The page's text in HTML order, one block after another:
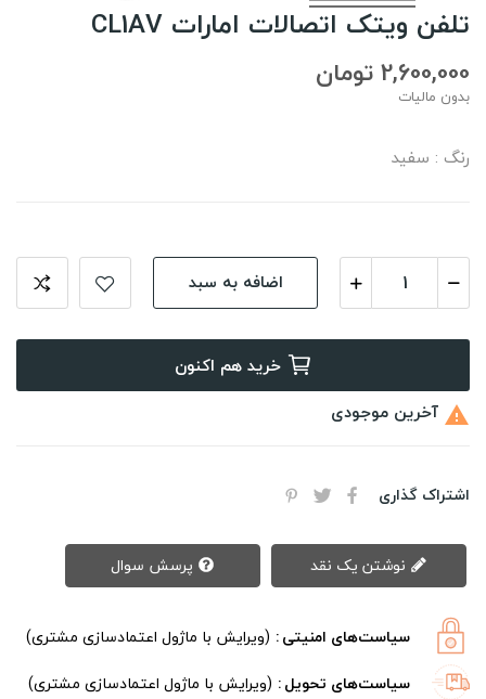
تلفن ویتک اتصالات امارات CL1AV
2,600,000 تومان
بدون مالیات
رنگ : سفید
اضافه به سبد
خرید هم اکنون
 آخرین موجودی
اشتراک گذاری
سیاست‌های امنیتی (ویرایش با ماژول اعتمادسازی مشتری)
سیاست‌های تحویل (ویرایش با ماژول اعتمادسازی مشتری)